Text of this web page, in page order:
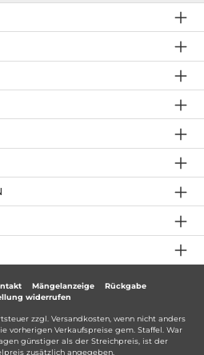
Mängelanzeige
Rückgabe
widerrufen
zzgl. Versandkosten, wenn nicht anders
vorherigen Verkaufspreise gem. Staffel. War
günstiger als der Streichpreis, ist der
zusätzlich angegeben.